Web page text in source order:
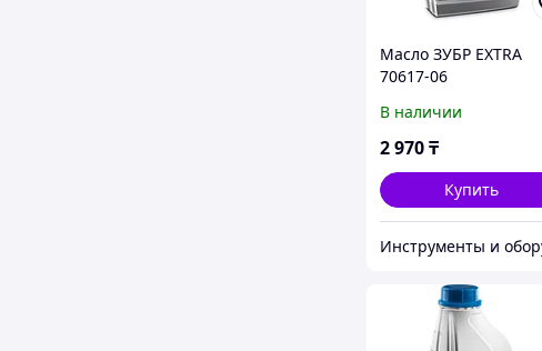
Масло ЗУБР EXTRA
70617-06
В наличии
2 970₸
Купить